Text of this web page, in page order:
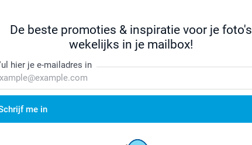
De beste promoties & inspiratie voor je foto's
wekelijks in je mailbox!
hier je e-mailadres in
me in